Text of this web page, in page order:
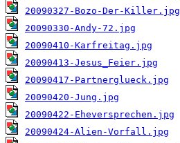
20090327-Bozo-Der-Killer.jpg
20090330-Andy-72.jpg
20090410-Karfreitag.jpg
20090413-Jesus_Feier.jpg
20090417-Partnerglueck.jpg
20090420-Jung.jpg
20090422-Eheversprechen.jpg
20090424-Alien-Vorfall.jpg